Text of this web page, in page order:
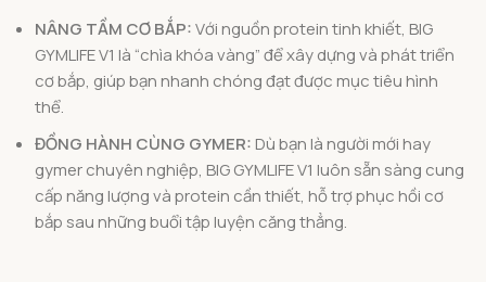
NÂNG TẦM CƠ BẮP:Với nguồn protein tinh khiết, BIG
GYMLIFE V1 là “chìa khóa vàng” để xây dựng và phát triển
cơ bắp, giúp bạn nhanh chóng đạt được mục tiêu hình
thể.
ĐỒNG HÀNH CÙNG GYMER: Dù bạn là người mới hay
gymer chuyên nghiệp, BIG GYMLIFE V1 luôn sẵn sàng cung
cấp năng lượng và protein cần thiết, hỗ trợ phục hồi cơ
bắp sau những buổi tập luyện căng thẳng.